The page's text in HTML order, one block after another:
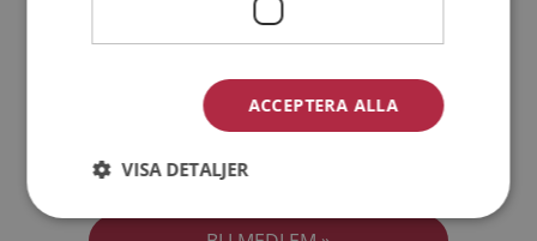
Jag accepterarMedlemsvillkoren
ACCEPTERA ALLA
VISA DETALJER